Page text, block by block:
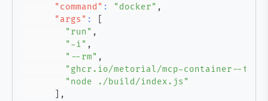
"command" : "docker" ,
"args" :
"run" ,
"-i" ,
"--rm" ,
"ghcr.io/metorial/mcp-container--
"node ./build/index.js"
,